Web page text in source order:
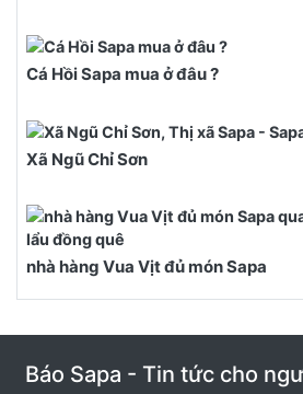
Cá Hồi Sapa mua ở đâu ?
Xã Ngũ Chỉ Sơn
nhà hàng Vua Vịt đủ món Sapa
Báo Sapa - Tin tức cho